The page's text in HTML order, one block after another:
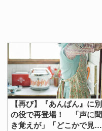
【再び】『あんぱん』に別
の役で再登場！ 「声に聞
き覚えが」「どこかで見